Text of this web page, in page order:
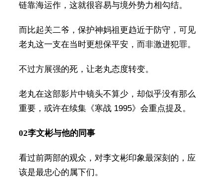
链靠海运作，这就很容易与境外势力相勾结。
而比起关二爷，保护神妈祖更趋近于防守，可见
老丸这一支在当时更想保平安，而非激进犯罪。
不过方展强的死，让老丸态度转变。
老丸在这部影片中镜头不算少，却似乎没有那么
重要，或许在续集《寒战 1995》会重点提及。
02李文彬与他的同事
看过前两部的观众，对李文彬印象最深刻的，应
该是最忠心的属下们。